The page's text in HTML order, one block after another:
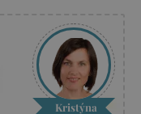
Kristýna